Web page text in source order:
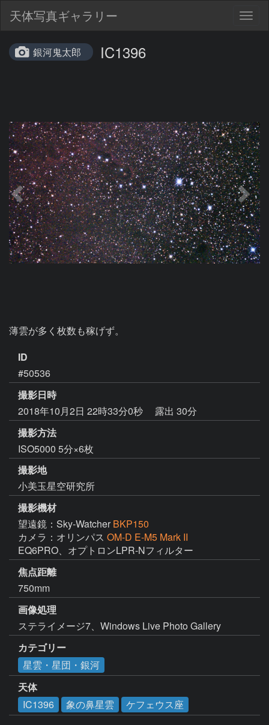
天体写真ギャラリー
銀河鬼太郎 IC1396
薄雲が多く枚数も稼げず。
ID
#50536
撮影日時
2018年10月2日 22時33分0秒
露出 30分
撮影方法
ISO5000 5分×6枚
撮影地
小美玉星空研究所
撮影機材
望遠鏡：Sky-Watcher BKP150
カメラ：オリンパス OM-D E-M5 Mark II
EQ6PRO、オプトロンLPR-Nフィルター
焦点距離
750mm
画像処理
ステライメージ7、Windows Live Photo Gallery
カテゴリー
星雲・星団・銀河
天体
IC1396
象の鼻星雲 ケフェウス座